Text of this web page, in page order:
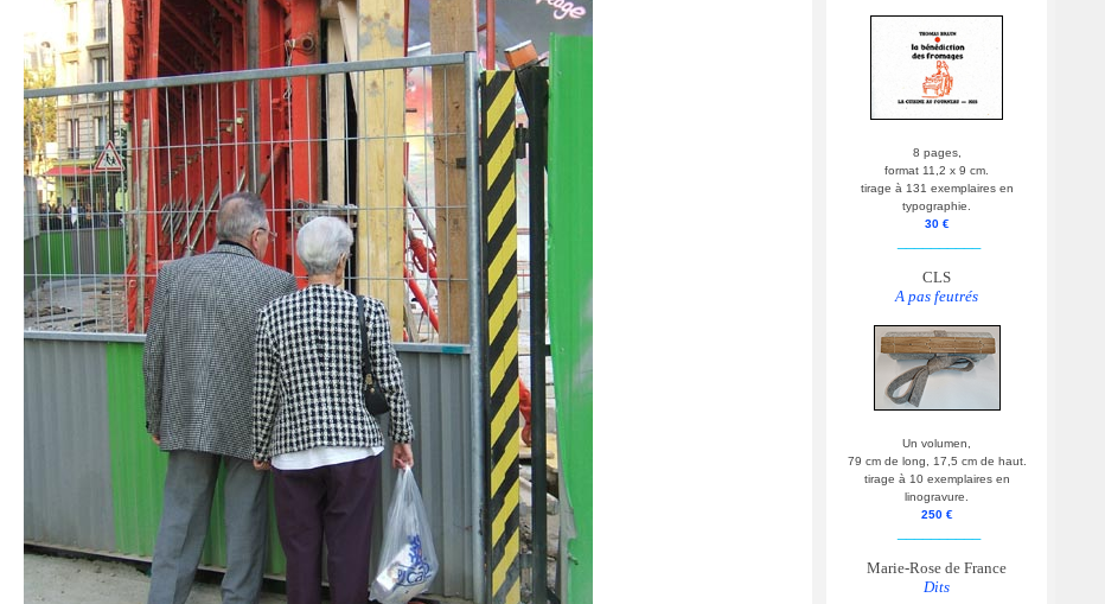
8 pages,
format 11,2 x 9 cm.
tirage à 131 exemplaires en
typographie.
30 €
CLS
A pas feutrés
Un volumen,
79 cm de long, 17,5 cm de haut.
tirage à 10 exemplaires en
linogravure.
250 €
Marie-Rose de France
Dits